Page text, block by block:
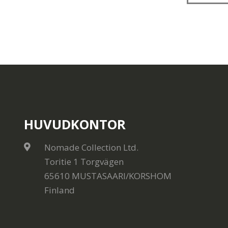
HUVUDKONTOR
Nomade Collection Ltd.
Toritie 1 Torgvägen
65610 MUSTASAARI/KORSHOM
Finland